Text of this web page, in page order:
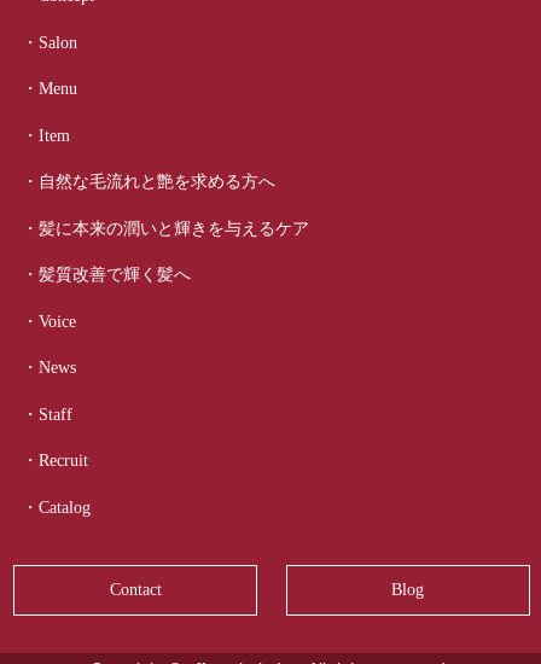
・Salon
・Menu
・Item
・自然な毛流れと艶を求める方へ
・髪に本来の潤いと輝きを与えるケア
・髪質改善で輝く髪へ
・Voice
・News
・Staff
・Recruit
・Catalog
Contact Blog